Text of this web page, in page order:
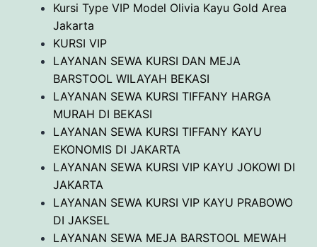
Kursi Type VIP Model Olivia Kayu Gold Area
Jakarta
KURSI VIP
LAYANAN SEWA KURSI DAN MEJA
BARSTOOL WILAYAH BEKASI
LAYANAN SEWA KURSI TIFFANY HARGA
MURAH DI BEKASI
LAYANAN SEWA KURSI TIFFANY KAYU
EKONOMIS DI JAKARTA
LAYANAN SEWA KURSI VIP KAYU JOKOWI DI
JAKARTA
LAYANAN SEWA KURSI VIP KAYU PRABOWO
DI JAKSEL
LAYANAN SEWA MEJA BARSTOOL MEWAH